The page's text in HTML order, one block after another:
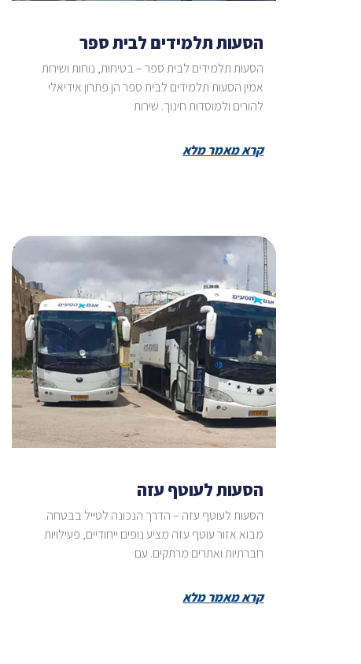
הסעות תלמידים לבית ספר
הסעות תלמידים לבית ספר – בטיחות, נוחות ושירות
אמין הסעות תלמידים לבית ספר הן פתרון אידיאלי
להורים ולמוסדות חינוך. שירות
קרא מאמר מלא
הסעות לעוטף עזה
הסעות לעוטף עזה – הדרך הנכונה לטייל בבטחה
מבוא אזור עוטף עזה מציע נופים ייחודיים, פעילויות
חברתיות ואתרים מרתקים. עם
קרא מאמר מלא